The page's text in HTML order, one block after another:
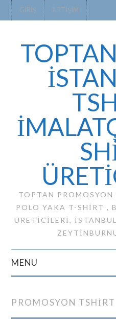
GIRIŞ İLETIŞIM
TOPTAN
POLO YAKA T-SHIRT ,
ÜRETICILERI,
MENU
PROMOSYON